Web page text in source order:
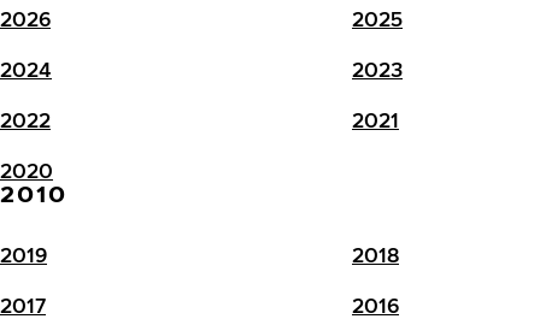
2026 2025
2024 2023
2022 2021
2020
2010
2019 2018
2017 2016